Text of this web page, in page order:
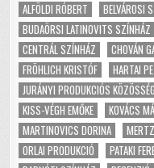
ALFÖLDI RÓBERT BELVÁROSI
BUDAÖRSI LATINOVITS SZÍNHÁZ
CENTRÁL SZÍNHÁZ
CHOVÁN
FRÖHLICH KRISTÓF
HARTAI
JURÁNYI PRODUKCIÓS
KISS-VÉGH EMŐKE
KOVÁCS
MARTINOVICS DORINA
ORLAI PRODUKCIÓ
PATAKI